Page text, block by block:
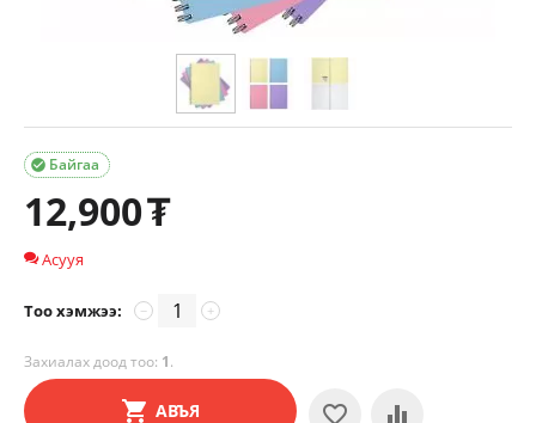
Байгаа

12,900₮
Асууя
Тоо хэмжээ: +
−
Захиалах доод тоо: 1.
АВЪЯ